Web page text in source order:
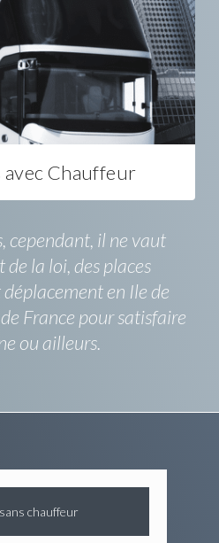
avec Chauffeur
cependant, il ne vaut
la loi, des places
en Ile de
France pour satisfaire
ou ailleurs.
chauffeur